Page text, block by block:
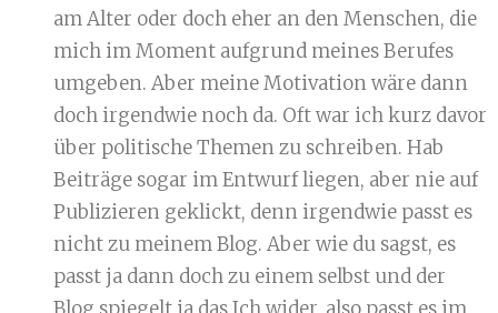
am Alter oder doch eher an den Menschen, die
mich im Moment aufgrund meines Berufes
umgeben. Aber meine Motivation wäre dann
doch irgendwie noch da. Oft war ich kurz davor
über politische Themen zu schreiben. Hab
Beiträge sogar im Entwurf liegen, aber nie auf
Publizieren geklickt, denn irgendwie passt es
nicht zu meinem Blog. Aber wie du sagst, es
passt ja dann doch zu einem selbst und der